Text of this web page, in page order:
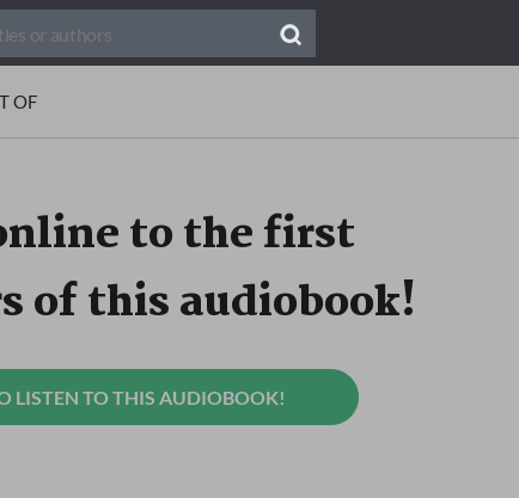
OF
to the first
of this audiobook!
LISTEN TO THIS AUDIOBOOK!